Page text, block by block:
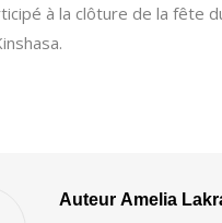
à la clôture de la fête
Auteur Amelia